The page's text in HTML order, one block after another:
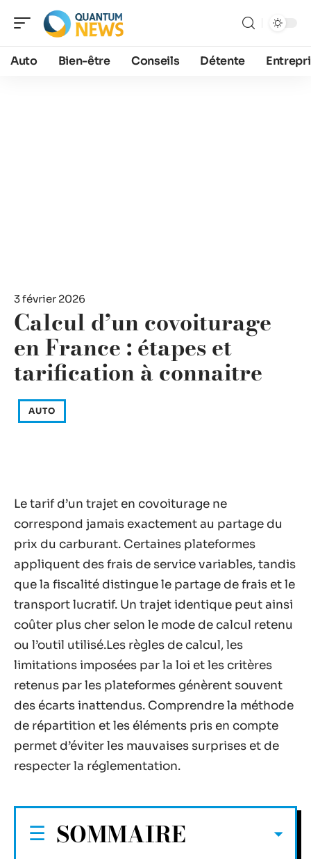
Auto Bien-être Conseils Détente
3 février 2026
Calcul d’un covoiturage
en France : étapes et
tarification à connaitre
AUTO
Le tarif d’un trajet en covoiturage ne
correspond jamais exactement au partage du
prix du carburant. Certaines plateformes
appliquent des frais de service variables, tandis
que la fiscalité distingue le partage de frais et le
transport lucratif. Un trajet identique peut ainsi
coûter plus cher selon le mode de calcul retenu
ou l’outil utilisé.Les règles de calcul, les
limitations imposées par la loi et les critères
retenus par les plateformes génèrent souvent
des écarts inattendus. Comprendre la méthode
de répartition et les éléments pris en compte
permet d’éviter les mauvaises surprises et de
respecter la réglementation.
SOMMAIRE